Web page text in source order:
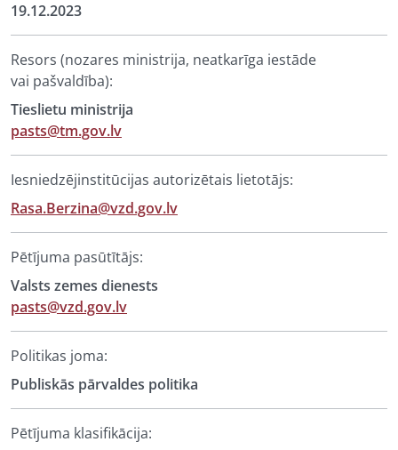
19.12.2023
Resors (nozares ministrija, neatkarīga iestāde
vai pašvaldība):
Tieslietu ministrija
pasts@tm.gov.lv
Iesniedzējinstitūcijas autorizētais lietotājs:
Rasa.Berzina@vzd.gov.lv
Pētījuma pasūtītājs:
Valsts zemes dienests
pasts@vzd.gov.lv
Politikas joma:
Publiskās pārvaldes politika
Pētījuma klasifikācija: